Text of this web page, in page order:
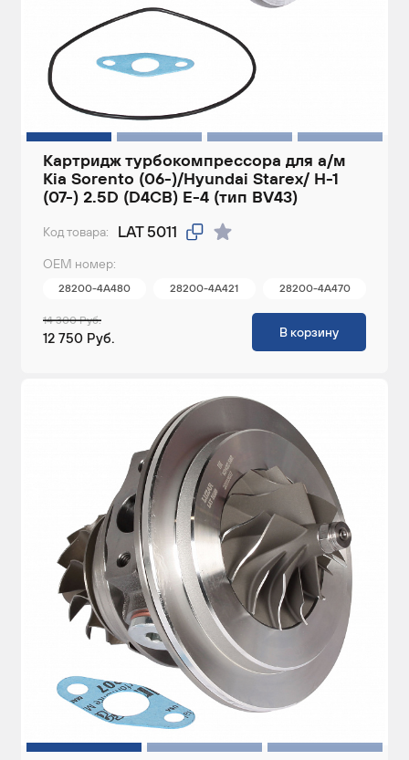
Картридж турбокомпрессора для а/м
Kia Sorento (06-)/Hyundai Starex/ H-1
(07-) 2.5D (D4CB) E-4 (тип BV43)
Код товара: LAT 5011
ОЕМ номер:
28200-4A480 28200-4A421 28200-4A470
14 300 Руб.
12 750 Руб. В корзину